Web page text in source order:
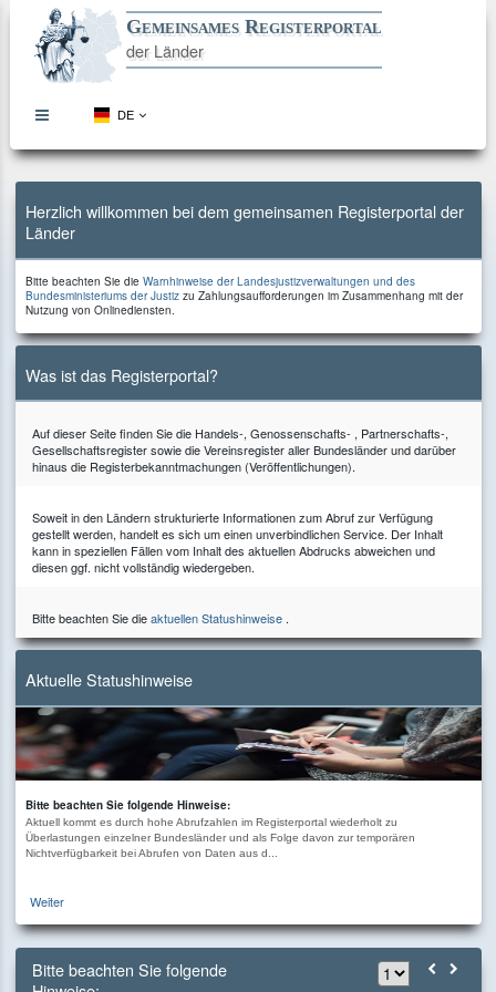
Gemeinsames Registerportal
der Länder
button
DE
Direkt
zum
Direkt
zur
Direkt
zur
Direkt
zum
Herzlich willkommen bei dem gemeinsamen Registerportal der
Länder
Bitte
beachten
Sie
Bitte beachten Sie die Warnhinweise der Landesjustizverwaltungen und des
Bundesministeriums der Justiz zu
Zusammenhang
Nutzung
zu Zahlungsaufforderungen im Zusammenhang mit der
Nutzung von Onlinediensten.
Was ist das Registerportal?
Auf dieser Seite finden Sie die Handels-, Genossenschafts- , Partnerschafts-,
Gesellschaftsregister sowie die Vereinsregister aller Bundesländer und darüber
hinaus die Registerbekanntmachungen (Veröffentlichungen).
Soweit in den Ländern strukturierte Informationen zum Abruf zur Verfügung
gestellt werden, handelt es sich um einen unverbindlichen Service. Der Inhalt
kann in speziellen Fällen vom Inhalt des aktuellen Abdrucks abweichen und
diesen ggf. nicht vollständig wiedergeben.
Bitte beachten Sie dieaktuellen Statushinweise.
Aktuelle Statushinweise
Bitte beachten Sie folgende Hinweise:
Aktuell kommt es durch hohe Abrufzahlen im Registerportal wiederholt zu
Überlastungen einzelner Bundesländer und als Folge davon zur temporären
Nichtverfügbarkeit bei Abrufen von Daten aus d...
Weiter
Bitte beachten Sie folgende